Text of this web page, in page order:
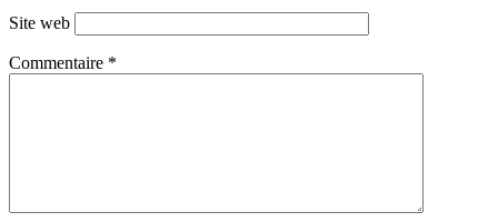
Site web
Commentaire *